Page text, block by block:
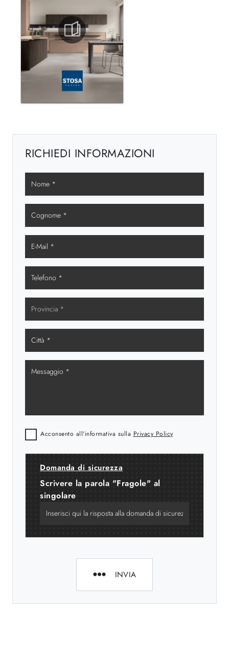
RICHIEDI INFORMAZIONI
Acconsento all'informativa sulla Privacy Policy
Domanda di sicurezza
Scrivere la parola "Fragole" al
singolare
INVIA